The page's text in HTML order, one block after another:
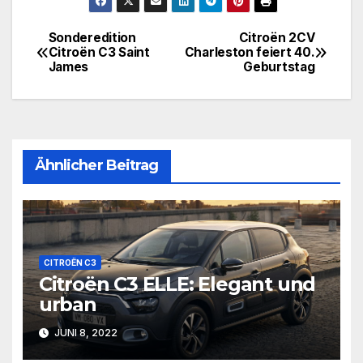
BeitragsnavigationCitroën 2CV
Charleston feiert 40.
Geburtstag
Sonderedition
Citroën C3 Saint
James
Ähnlicher Beitrag
CITROËN C3
Citroën C3 ELLE: Elegant und
urban
JUNI 8, 2022